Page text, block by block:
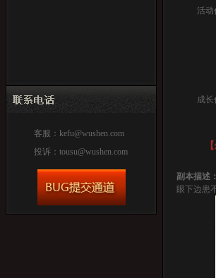
客服： kefu@wushen.com
投诉： tousu@wushen.com
活动
成长
副本描述：
眼下边患